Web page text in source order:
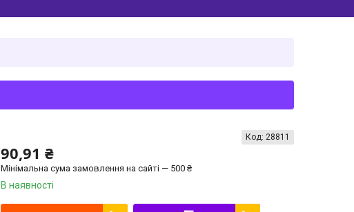
90,91 ₴
Мінімальна сума замовлення на сайті — 500 ₴
В наявності
Код: 28811